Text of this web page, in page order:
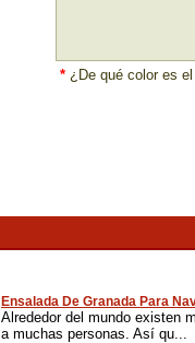
* ¿De qué color es
Ensalada De Granada Para
Alrededor del mundo existen
a muchas personas. Así qu...